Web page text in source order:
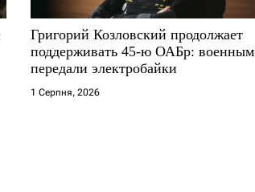
Григорий Козловский продолжает
поддерживать 45-ю ОАБр: военным
передали электробайки
1 Серпня, 2026